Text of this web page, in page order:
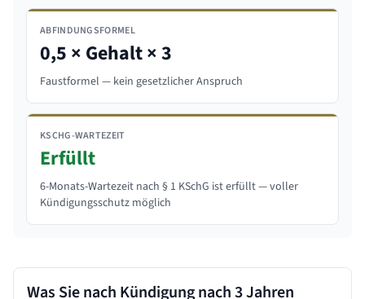
ABFINDUNGSFORMEL
0,5 × Gehalt × 3
Faustformel — kein gesetzlicher Anspruch
KSCHG-WARTEZEIT
Erfüllt
6-Monats-Wartezeit nach § 1 KSchG ist erfüllt — voller
Kündigungsschutz möglich
Was Sie nach Kündigung nach3 Jahren